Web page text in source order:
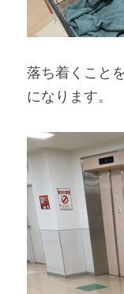
落ち着くこと
になります。